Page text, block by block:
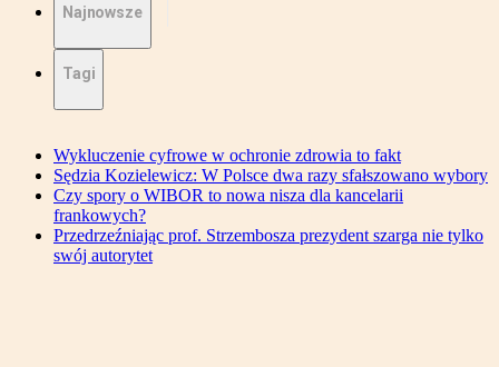
Najnowsze
Tagi
Wykluczenie cyfrowe w ochronie zdrowia to fakt
Sędzia Kozielewicz: W Polsce dwa razy sfałszowano wybory
Czy spory o WIBOR to nowa nisza dla kancelarii
frankowych?
Przedrzeźniając prof. Strzembosza prezydent szarga nie tylko
swój autorytet